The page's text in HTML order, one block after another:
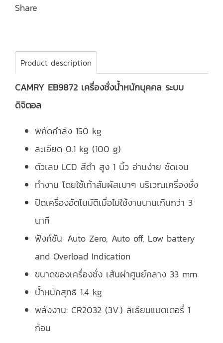
Share
Product description
CAMRY EB9872 เครื่องชั่งน้ำหนักบุคคล ระบบ
ดิจิตอล
พิกัดกำลัง 150 kg
ละเอียด 0.1 kg (100 g)
ตัวเลข LCD สีดำ สูง 1 นิ้ว อ่านง่าย ชัดเจน
ทำงาน โดยใช้เท้าสัมผัสเบาๆ บริเวณเครื่องชั่ง
ปิดเครื่องอัตโนมัติเมื่อไม่ใช้งานนานเกินกว่า 3
นาที
ฟังก์ชัน: Auto Zero, Auto off, Low battery
and Overload Indication
ขนาดของเครื่องชั่ง เส้นผ่าศูนย์กลาง 33 mm
น้ำหนักสุทธิ 1.4 kg
พลังงาน: CR2032 (3V.) ลิเธียมแบตเตอรี่ 1
ก้อน